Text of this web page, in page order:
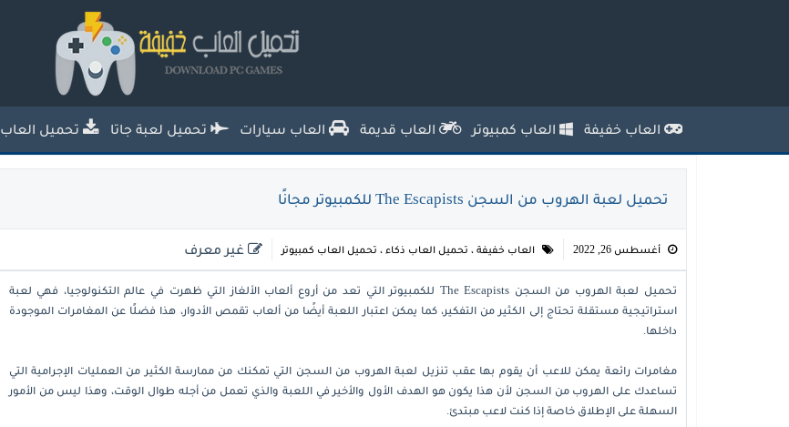
تحميل العاب خفيفة للكمبيوتر من ميديا
فاير للاجهزة الضعيفة
العاب خفيفة العاب كمبيوتر العاب قديمة العاب سيارات تحميل لعبة جاتا تحميل العاب
تحميل لعبة الهروب من السجن The Escapists للكمبيوتر مجانًا
أغسطس 26, 2022 العاب خفيفة ، تحميل العاب ذكاء ، تحميل العاب كمبيوتر غير معرف
تحميل لعبة الهروب من السجن The Escapists للكمبيوتر التي تعد من أروع ألعاب الألغاز التي ظهرت في عالم التكنولوجيا، فهي لعبة
استراتيجية مستقلة تحتاج إلى الكثير من التفكير، كما يمكن اعتبار اللعبة أيضًا من ألعاب تقمص الأدوار، هذا فضلًا عن المغامرات الموجودة
داخلها.
مغامرات رائعة يمكن للاعب أن يقوم بها عقب تنزيل لعبة الهروب من السجن التي تمكنك من ممارسة الكثير من العمليات الإجرامية التي
تساعدك على الهروب من السجن لأن هذا يكون هو الهدف الأول والأخير في اللعبة والذي تعمل من أجله طوال الوقت، وهذا ليس من الأمور
السهلة على الإطلاق خاصة إذا كنت لاعب مبتدئ.